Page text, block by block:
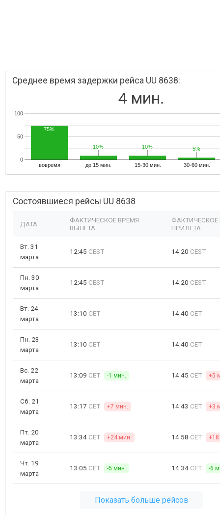
Среднее время задержки рейса UU 8638:
4 мин.
вовремя до 15 мин. 15-30 мин. 30-60 мин.
0
50
100
75%
10%
10% 10%
10% 5%
5%
Состоявшиеся рейсы UU 8638
ДАТА
ФАКТИЧЕСКОЕ ВРЕМЯ
ВЫЛЕТА
ФАКТИЧЕСКОЕ
ПРИЛЕТА
Вт. 31
марта
12:45 CEST 14:20 CEST
Пн. 30
марта
12:45 CEST 14:20 CEST
Вт. 24
марта
13:10 CET 14:40 CET
Пн. 23
марта
13:10 CET 14:40 CET
Вс. 22
марта
13:09 CET -1 мин. 14:45 CET +5
Сб. 21
марта
13:17 CET +7 мин. 14:43 CET +3
Пт. 20
марта
13:34 CET +24 мин. 14:58 CET
Чт. 19
марта
13:05 CET -5 мин. 14:34 CET -6
Показать больше рейсов